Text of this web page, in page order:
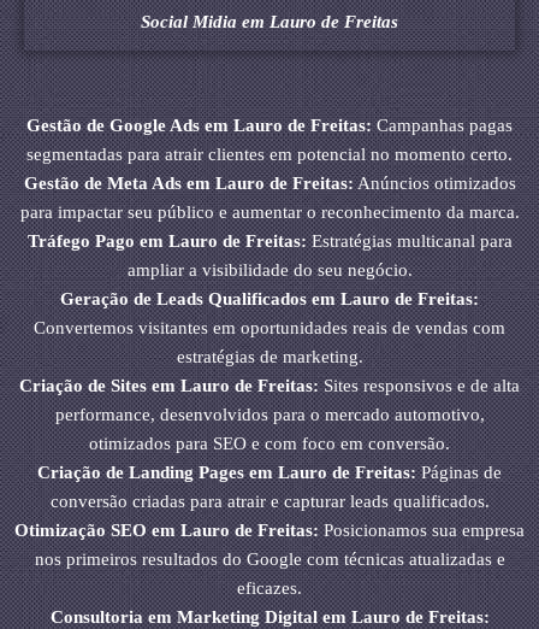
Social Midia em Lauro de Freitas
Gestão de Google Ads em Lauro de Freitas:Campanhas pagas
segmentadas para atrair clientes em potencial no momento certo.
Gestão de Meta Ads em Lauro de Freitas:Anúncios otimizados
para impactar seu público e aumentar o reconhecimento da marca.
Tráfego Pago em Lauro de Freitas:Estratégias multicanal para
ampliar a visibilidade do seu negócio.
Geração de Leads Qualificados em Lauro de Freitas:
Convertemos visitantes em oportunidades reais de vendas com
estratégias de marketing.
Criação de Sites em Lauro de Freitas:Sites responsivos e de alta
performance, desenvolvidos para o mercado automotivo,
otimizados para SEO e com foco em conversão.
Criação de Landing Pages em Lauro de Freitas:Páginas de
conversão criadas para atrair e capturar leads qualificados.
Otimização SEO em Lauro de Freitas:Posicionamos sua empresa
nos primeiros resultados do Google com técnicas atualizadas e
eficazes.
Consultoria em Marketing Digital em Lauro de Freitas: